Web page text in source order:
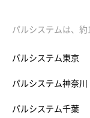
パルシステムは、
パルシステム東京
パルシステム神奈川
パルシステム千葉